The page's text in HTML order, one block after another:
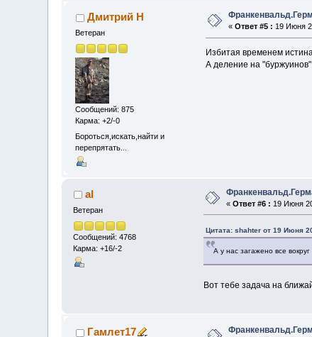
Дмитрий Н
Ветеран
Сообщений: 875
Карма: +2/-0
Бороться,искать,найти и
перепрятать...
«Ответ #5 : 19 Июня
Избитая временем
А деление на
al
Ветеран
Сообщений: 4768
Карма: +16/-2
«Ответ #6 : 19 Июня
Цитата: shahter от 19 Июня
А у нас загажено все
Вот тебе задача на
Гамлет17